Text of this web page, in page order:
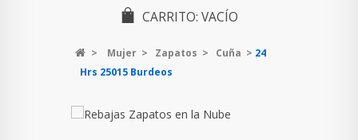
CARRITO: VACÍO
> Mujer > Zapatos > Cuña > 24
Hrs 25015 Burdeos